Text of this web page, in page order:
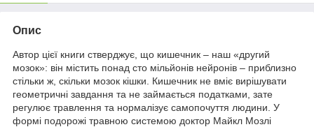
Опис
Автор цієї книги стверджує, що кишечник – наш «другий
мозок»: він містить понад сто мільйонів нейронів – приблизно
стільки ж, скільки мозок кішки. Кишечник не вміє вирішувати
геометричні завдання та не займається податками, зате
регулює травлення та нормалізує самопочуття людини. У
формі подорожі травною системою доктор Майкл Мозлі